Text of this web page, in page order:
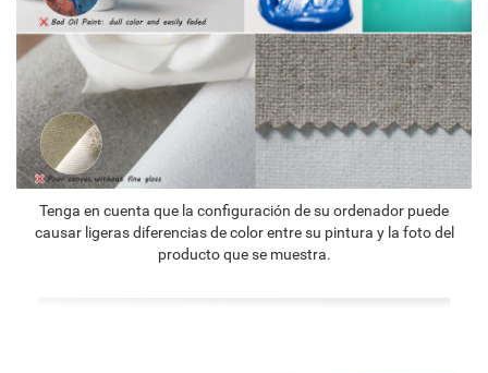
Tenga en cuenta que la configuración de su ordenador puede
causar ligeras diferencias de color entre su pintura y la foto del
producto que se muestra.